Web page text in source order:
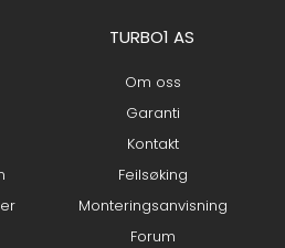
TURBO1 AS
Om oss
Garanti
Kontakt
Feilsøking
Monteringsanvisning
Forum